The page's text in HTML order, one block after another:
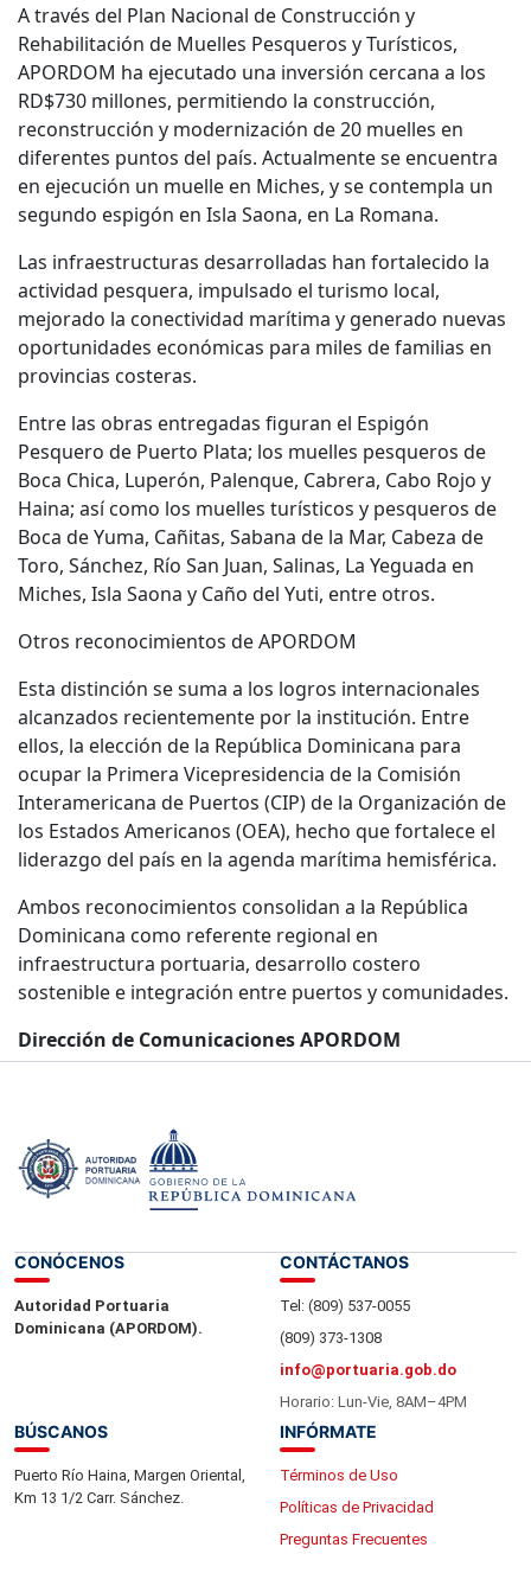
A través del Plan Nacional de Construcción y
Rehabilitación de Muelles Pesqueros y Turísticos,
APORDOM ha ejecutado una inversión cercana a los
RD$730 millones, permitiendo la construcción,
reconstrucción y modernización de 20 muelles en
diferentes puntos del país. Actualmente se encuentra
en ejecución un muelle en Miches, y se contempla un
segundo espigón en Isla Saona, en La Romana.
Las infraestructuras desarrolladas han fortalecido la
actividad pesquera, impulsado el turismo local,
mejorado la conectividad marítima y generado nuevas
oportunidades económicas para miles de familias en
provincias costeras.
Entre las obras entregadas figuran el Espigón
Pesquero de Puerto Plata; los muelles pesqueros de
Boca Chica, Luperón, Palenque, Cabrera, Cabo Rojo y
Haina; así como los muelles turísticos y pesqueros de
Boca de Yuma, Cañitas, Sabana de la Mar, Cabeza de
Toro, Sánchez, Río San Juan, Salinas, La Yeguada en
Miches, Isla Saona y Caño del Yuti, entre otros.
Otros reconocimientos de APORDOM
Esta distinción se suma a los logros internacionales
alcanzados recientemente por la institución. Entre
ellos, la elección de la República Dominicana para
ocupar la Primera Vicepresidencia de la Comisión
Interamericana de Puertos (CIP) de la Organización de
los Estados Americanos (OEA), hecho que fortalece el
liderazgo del país en la agenda marítima hemisférica.
Ambos reconocimientos consolidan a la República
Dominicana como referente regional en
infraestructura portuaria, desarrollo costero
sostenible e integración entre puertos y comunidades.
Dirección de Comunicaciones APORDOM
CONÓCENOS
Autoridad Portuaria
Dominicana (APORDOM).
CONTÁCTANOS
Tel: (809) 537-0055
(809) 373-1308
info@portuaria.gob.do
Horario: Lun-Vie, 8AM–4PM
BÚSCANOS
Puerto Río Haina, Margen Oriental,
Km 13 1/2 Carr. Sánchez.
INFÓRMATE
Términos de Uso
Políticas de Privacidad
Preguntas Frecuentes